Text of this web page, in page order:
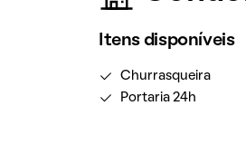
Itens disponíveis
Churrasqueira
Portaria 24h